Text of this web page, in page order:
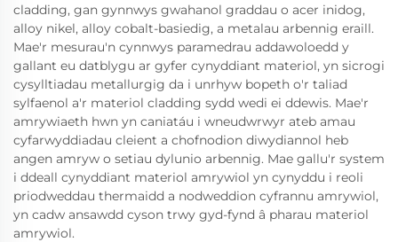
cladding, gan gynnwys gwahanol graddau o acer inidog,
alloy nikel, alloy cobalt-basiedig, a metalau arbennig eraill.
Mae'r mesurau'n cynnwys paramedrau addawoloedd y
gallant eu datblygu ar gyfer cynyddiant materiol, yn sicrogi
cysylltiadau metallurgig da i unrhyw bopeth o'r taliad
sylfaenol a'r materiol cladding sydd wedi ei ddewis. Mae'r
amrywiaeth hwn yn caniatáu i wneudwrwyr ateb amau
cyfarwyddiadau cleient a chofnodion diwydiannol heb
angen amryw o setiau dylunio arbennig. Mae gallu'r system
i ddeall cynyddiant materiol amrywiol yn cynyddu i reoli
priodweddau thermaidd a nodweddion cyfrannu amrywiol,
yn cadw ansawdd cyson trwy gyd-fynd â pharau materiol
amrywiol.